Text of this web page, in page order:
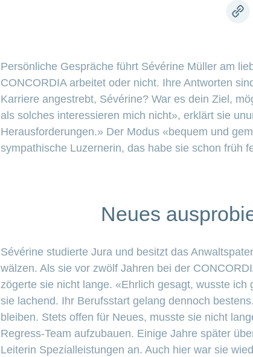
Copy
Persönliche Gespräche führt Sévérine Müller am
CONCORDIA arbeitet oder nicht. Ihre Antworten
Karriere angestrebt, Sévérine? War es dein Ziel,
als solches interessieren mich nicht», erklärt sie
Herausforderungen.» Der Modus «bequem und
sympathische Luzernerin, das habe sie schon früh
Neues
Sévérine studierte Jura und besitzt das
wälzen. Als sie vor zwölf Jahren bei der
zögerte sie nicht lange. «Ehrlich gesagt, wusste
sie lachend. Ihr Berufsstart gelang dennoch
bleiben. Stets offen für Neues, musste sie nicht
Regress-Team aufzubauen. Einige Jahre später
Leiterin Spezialleistungen an. Auch hier war sie